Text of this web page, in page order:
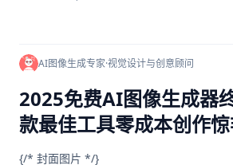
AI图像生成专家·视觉设计与创意顾问
2025免费AI图像生成器
款最佳工具零成本创作
{/* 封面图片 */}